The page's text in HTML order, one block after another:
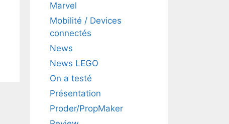
Marvel
Mobilité / Devices
connectés
News
News LEGO
On a testé
Présentation
Proder/PropMaker